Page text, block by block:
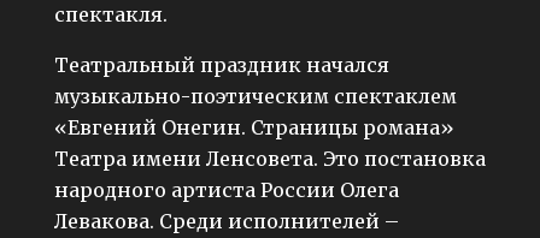
спектакля.
Театральный праздник начался
музыкально-поэтическим спектаклем
«Евгений Онегин. Страницы романа»
Театра имени Ленсовета. Это постановка
народного артиста России Олега
Левакова. Среди исполнителей –